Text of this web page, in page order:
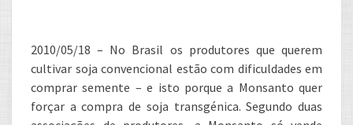
2010/05/18 – No Brasil os produtores que querem
cultivar soja convencional estão com dificuldades em
comprar semente – e isto porque a Monsanto quer
forçar a compra de soja transgénica. Segundo duas